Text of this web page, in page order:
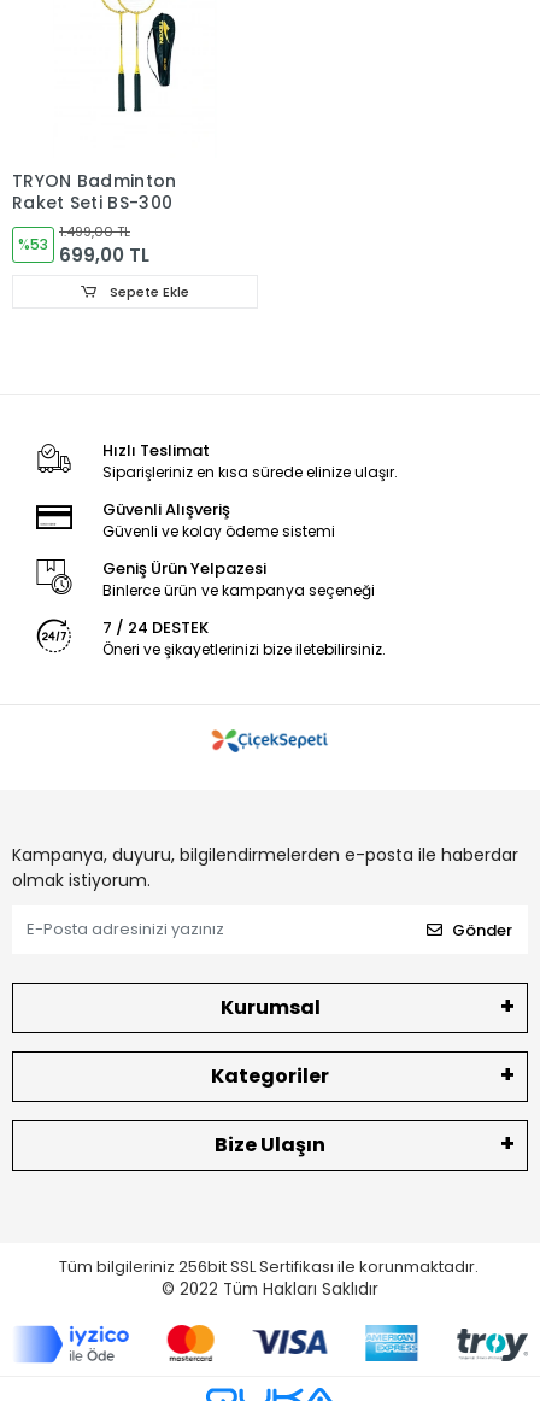
TRYON Badminton
Raket Seti BS-300
%53
1.499,00 TL
699,00 TL
Sepete Ekle
Hızlı Teslimat
Siparişleriniz en kısa sürede elinize ulaşır.
Güvenli Alışveriş
Güvenli ve kolay ödeme sistemi
Geniş Ürün Yelpazesi
Binlerce ürün ve kampanya seçeneği
7 / 24 DESTEK
Öneri ve şikayetlerinizi bize iletebilirsiniz.
Kampanya, duyuru, bilgilendirmelerden e-posta ile haberdar
olmak istiyorum.
Gönder
Kurumsal
Kategoriler
Bize Ulaşın
Tüm bilgileriniz 256bit SSL Sertifikası ile korunmaktadır.
© 2022 Tüm Hakları Saklıdır